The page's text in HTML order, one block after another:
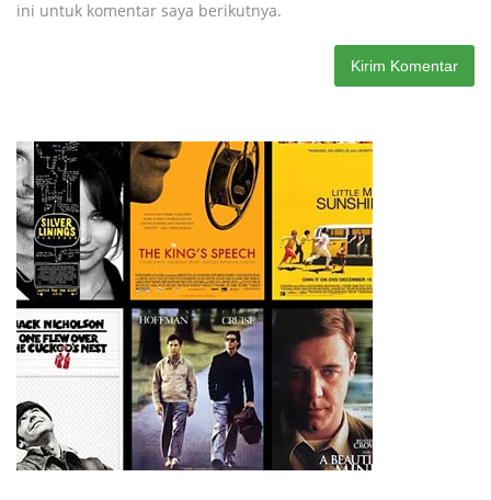
ini untuk komentar saya berikutnya.